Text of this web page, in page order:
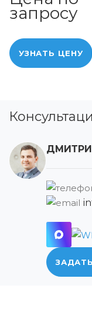
запросу
УЗНАТЬ ЦЕНУ